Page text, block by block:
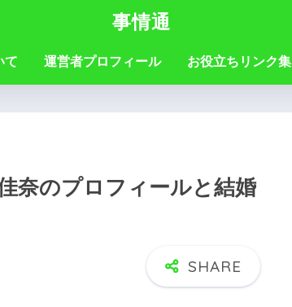
事情通
て 運営者プロフィール お役立ちリンク集
奈のプロフィールと結婚